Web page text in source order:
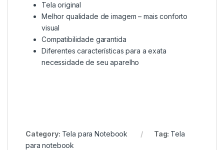
Tela original
Melhor qualidade de imagem – mais conforto
visual
Compatibilidade garantida
Diferentes características para a exata
necessidade de seu aparelho
Category: Tela para Notebook Tag: Tela
para notebook